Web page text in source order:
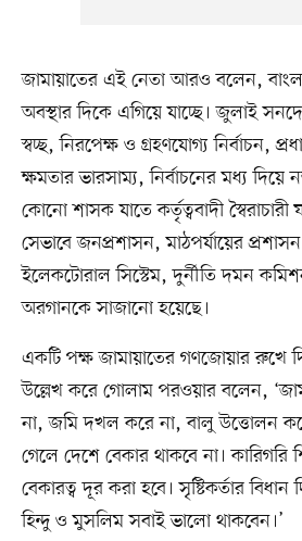
জামায়াতের এই নেতা আরও বলেন,
অবস্থার দিকে এগিয়ে যাচ্ছে। জুলাই
স্বচ্ছ, নিরপেক্ষ ও গ্রহণযোগ্য নির্বাচন,
ক্ষমতার ভারসাম্য, নির্বাচনের মধ্য দিয়ে
কোনো শাসক যাতে কর্তৃত্ববাদী স্বৈরাচারী
সেভাবে জনপ্রশাসন, মাঠপর্যায়ের
ইলেকটোরাল সিস্টেম, দুর্নীতি দমন
অরগানকে সাজানো হয়েছে।
একটি পক্ষ জামায়াতের গণজোয়ার রুখে
উল্লেখ করে গোলাম পরওয়ার বলেন,
না, জমি দখল করে না, বালু উত্তোলন
গেলে দেশে বেকার থাকবে না। কারিগরি
বেকারত্ব দূর করা হবে। সৃষ্টিকর্তার বিধান
হিন্দু ও মুসলিম সবাই ভালো থাকবেন।’